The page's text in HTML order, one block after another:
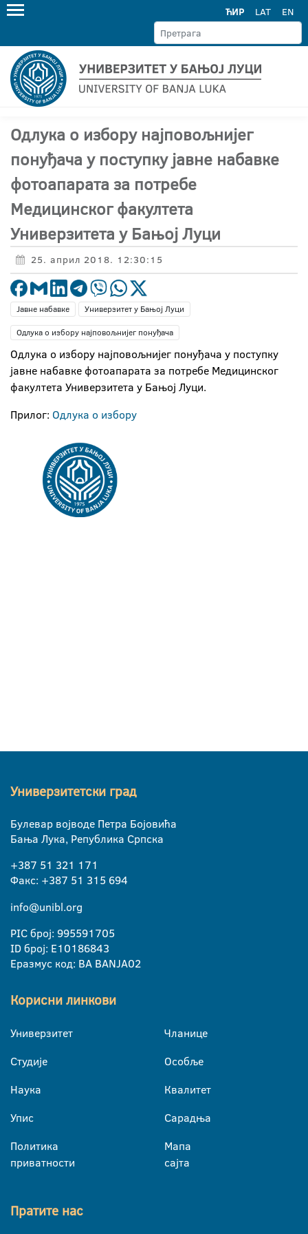
ЋИР LAT EN
Одлука о избору најповољнијег
понуђача у поступку јавне набавке
фотоапарата за потребе
Медицинског факултета
Универзитета у Бањој Луци
25. април 2018. 12:30:15
Јавне набавке
Универзитет у Бањој Луци
Одлука о избору најповољнијег понуђача
Одлука о избору најповољнијег понуђача у поступку
јавне набавке фотоапарата за потребе Медицинског
факултета Универзитета у Бањој Луци.
Прилог: Одлука о избору
Универзитетски град
Булевар војводе Петра Бојовића
Бања Лука, Република Српска
+387 51 321 171
Факс: +387 51 315 694
info@unibl.org
PIC број: 995591705
ID број: E10186843
Еразмус код: BA BANJA02
Корисни линкови
Универзитет
Студије
Наука
Упис
Политика
приватности
Чланице
Особље
Квалитет
Сарадња
Мапа
сајта
Пратите нас